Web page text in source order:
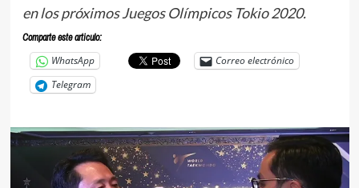
en los próximos Juegos Olímpicos Tokio 2020.
Comparte este articulo:
WhatsApp
Correo electrónico
Telegram